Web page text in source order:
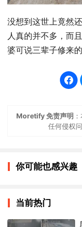
没想到这世上竟然
人真的并不多，而
婆可说三辈子修来
Moretify 免责声明
任何侵权
你可能也感兴趣
当前热门